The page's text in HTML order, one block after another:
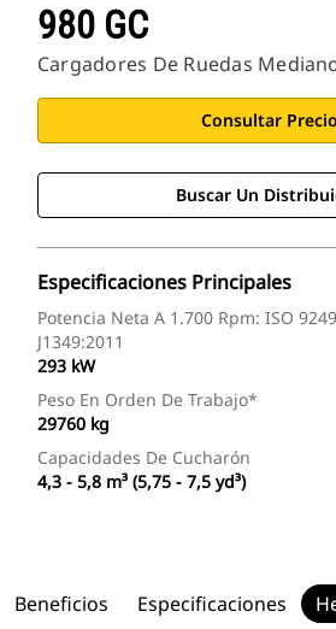
980 GC
Cargadores De Ruedas
Consultar Precio
Buscar Un
Especificaciones Principales
Potencia Neta A 1.700 Rpm: ISO
J1349:2011
293 kW
Peso En Orden De Trabajo*
29760 kg
Capacidades De Cucharón
4,3 - 5,8 m³ (5,75 - 7,5 yd³)
Beneficios Especificaciones